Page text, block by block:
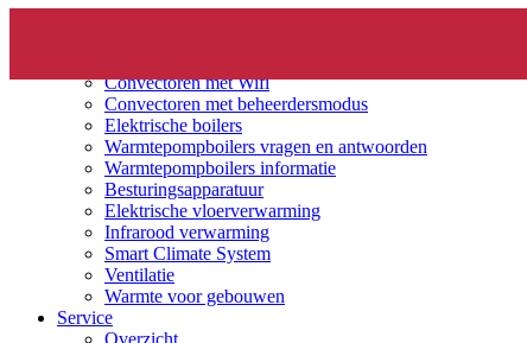
Convectoren met Wifi
Convectoren met beheerdersmodus
Elektrische boilers
Warmtepompboilers vragen en antwoorden
Warmtepompboilers informatie
Besturingsapparatuur
Elektrische vloerverwarming
Infrarood verwarming
Smart Climate System
Ventilatie
Warmte voor gebouwen
Service
Overzicht